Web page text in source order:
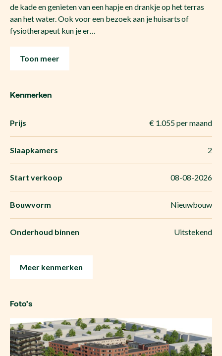
de kade en genieten van een hapje en drankje op het terras
aan het water. Ook voor een bezoek aan je huisarts of
fysiotherapeut kun je er…
Toon meer
Kenmerken
Prijs € 1.055 per maand
Slaapkamers 2
Start verkoop 08-08-2026
Bouwvorm Nieuwbouw
Onderhoud binnen Uitstekend
Meer kenmerken
Foto’s